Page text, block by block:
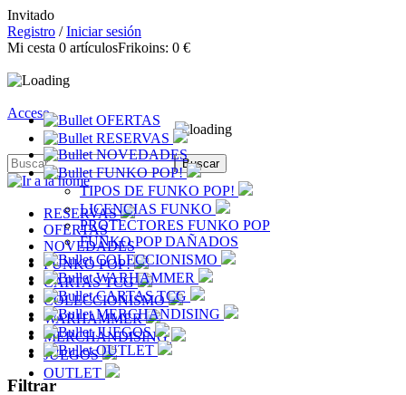
Invitado
Registro /Iniciar sesión
Mi cesta 0 artículosFrikoins: 0 €
Acceso
RESERVAS
OFERTAS
NOVEDADES
FUNKO POP!
CARTAS TCG
COLECCIONISMO
WARHAMMER
MERCHANDISING
JUEGOS
OUTLET
OFERTAS
RESERVAS
NOVEDADES
FUNKO POP!
TIPOS DE FUNKO POP!
LICENCIAS FUNKO
PROTECTORES FUNKO POP
FUNKO POP DAÑADOS
COLECCIONISMO
WARHAMMER
CARTAS TCG
MERCHANDISING
JUEGOS
OUTLET
Filtrar